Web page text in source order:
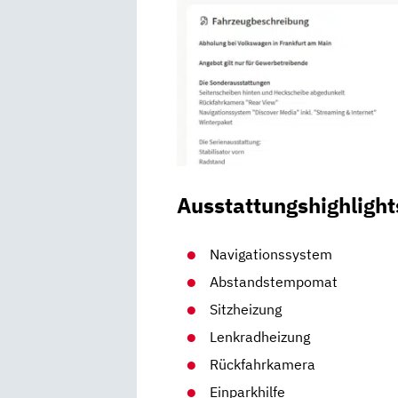
Navigationssystem
Abstandstempomat
Sitzheizung
Lenkradheizung
Rückfahrkamera
Einparkhilfe